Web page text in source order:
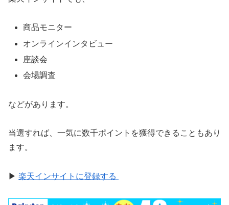
商品モニター
オンラインインタビュー
座談会
会場調査
などがあります。
当選すれば、一気に数千ポイントを獲得できることもあり
ます。
▶ 楽天インサイトに登録する